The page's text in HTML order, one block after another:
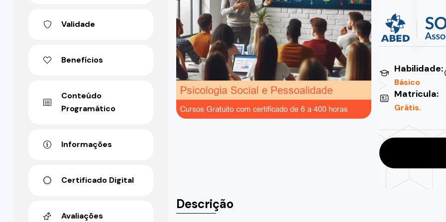
Habilidade:
Básico
Matricula:
Grátis.
Descrição
Validade
Benefícios
Conteúdo
Programático
Informações
Certificado Digital
Avaliações